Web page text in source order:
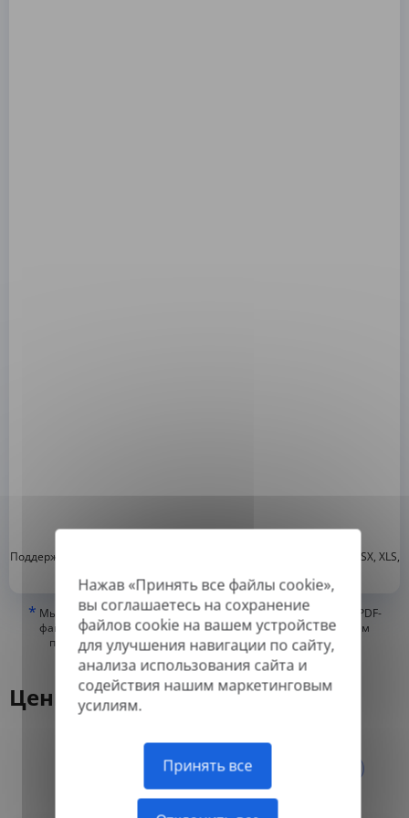
Нажав «Принять все файлы cookie»,
вы соглашаетесь на сохранение
файлов cookie на вашем устройстве
для улучшения навигации по сайту,
анализа использования сайта и
содействия нашим маркетинговым
усилиям.
Принять все
Поддерживаемые форматы: DOC, DOCX, ODT, PDF , CSV, PPTX, XLSX, XLS,
* Мы можем переводить только «истинные» или цифровые PDF-
файлы, а также файлы с возможностью поиска, но не можем
переводить PDF-файлы, состоящие из изображений, или
отсканированные PDF.
Цены
Ежемесячно Ежегодно